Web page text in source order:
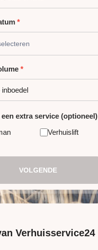
*
*
extra service (optioneel)
Verhuislift
VOLGENDE
Verhuisservice24